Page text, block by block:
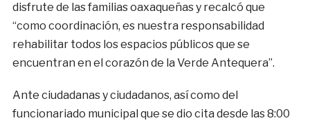
disfrute de las familias oaxaqueñas y recalcó que
“como coordinación, es nuestra responsabilidad
rehabilitar todos los espacios públicos que se
encuentran en el corazón de la Verde Antequera”.
Ante ciudadanas y ciudadanos, así como del
funcionariado municipal que se dio cita desde las 8:00